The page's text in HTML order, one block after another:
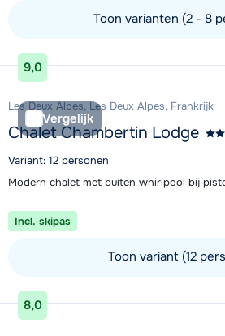
Toon varianten (2 - 8
Bekijk accommodatie
9,0
Vergelijk
Les Deux Alpes, Les Deux Alpes, Frankrijk
Chalet Chambertin Lodge
Variant: 12 personen
Modern chalet met buiten whirlpool bij
Incl. skipas
Toon variant (12
Bekijk accommodatie
8,0